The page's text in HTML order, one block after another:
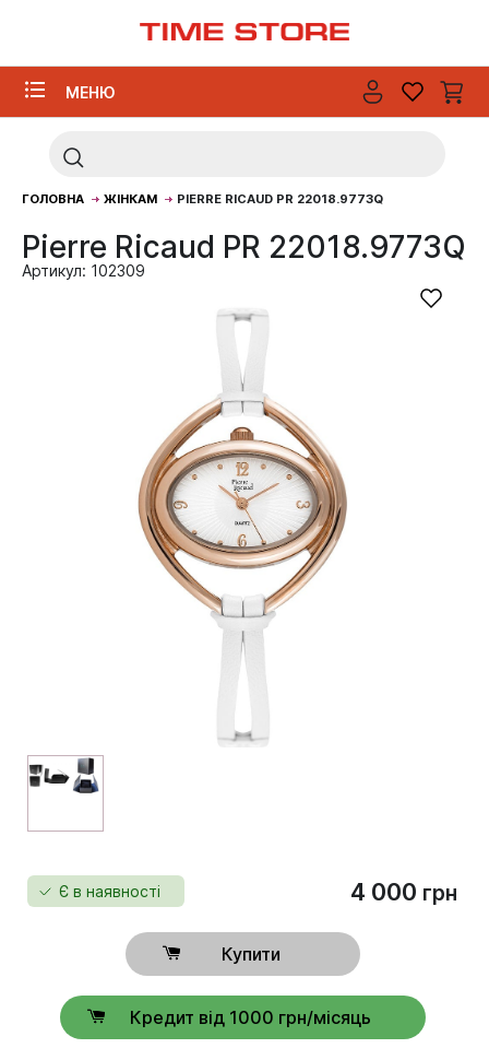
МЕНЮ
ГОЛОВНА ЖІНКАМ PIERRE RICAUD PR 22018.9773Q
Pierre Ricaud PR 22018.9773Q
Артикул: 102309
Є в наявності 4 000 грн
Купити
Кредит від 1000 грн/місяць